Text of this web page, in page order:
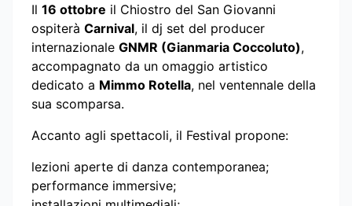
Il 16 ottobre il Chiostro del San Giovanni
ospiterà Carnival, il dj set del producer
internazionale GNMR (Gianmaria Coccoluto),
accompagnato da un omaggio artistico
dedicato a Mimmo Rotella, nel ventennale della
sua scomparsa.
Accanto agli spettacoli, il Festival propone:
lezioni aperte di danza contemporanea;
performance immersive;